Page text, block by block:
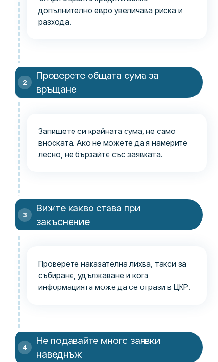
допълнително евро увеличава риска и
разхода.
Проверете общата сума за
връщане
Запишете си крайната сума, не само
вноската. Ако не можете да я намерите
лесно, не бързайте със заявката.
Вижте какво става при
закъснение
Проверете наказателна лихва, такси за
събиране, удължаване и кога
информацията може да се отрази в ЦКР.
Не подавайте много заявки
наведнъж